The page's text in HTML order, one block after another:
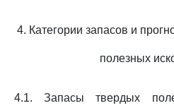
4. Категории запасов и
полезных
4.1. Запасы твердых